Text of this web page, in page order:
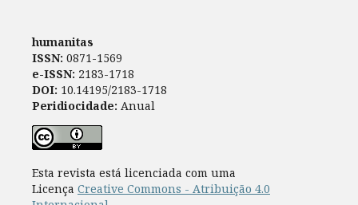
humanitas
ISSN: 0871-1569
e-ISSN: 2183-1718
DOI: 10.14195/2183-1718
Peridiocidade: Anual
Esta revista está licenciada com uma
Licença Creative Commons - Atribuição 4.0